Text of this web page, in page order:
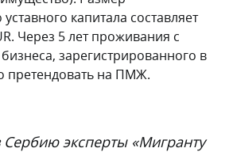
капитала составляет
Через 5 лет проживания с
зарегистрированного в
претендовать на ПМЖ.
Сербию эксперты «Мигранту